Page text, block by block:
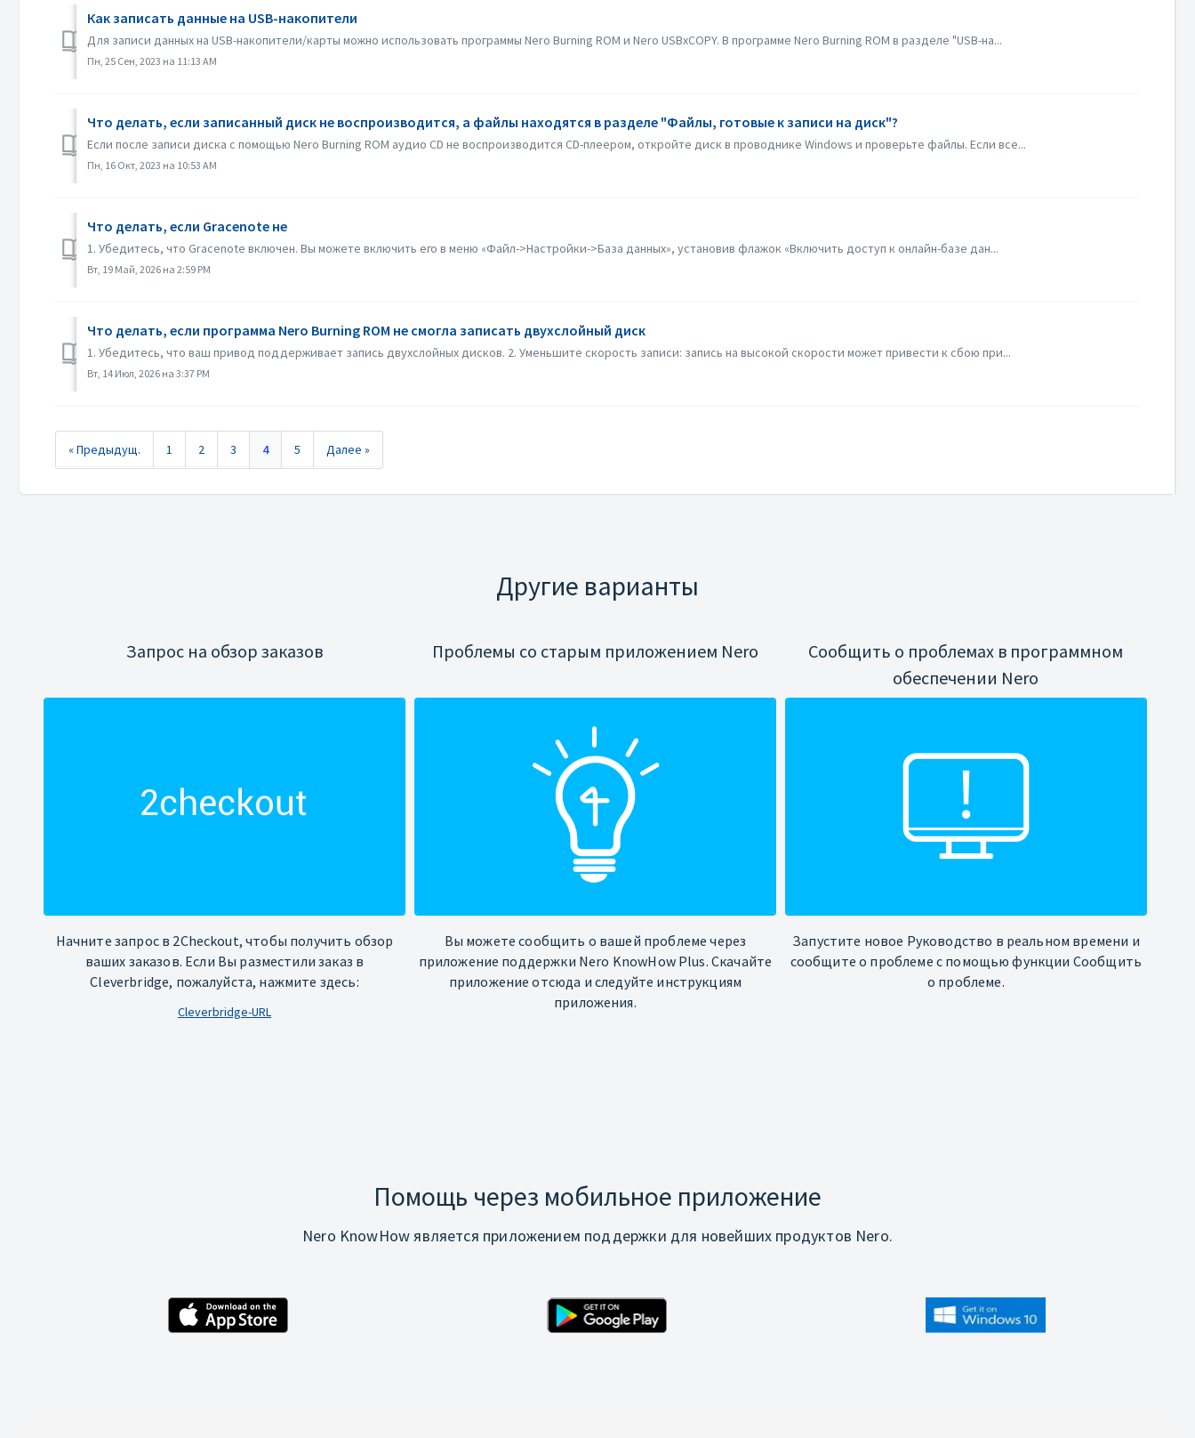
Как записать данные на USB-накопители
Для записи данных на USB-накопители/карты можно использовать программы Nero Burning ROM и Nero USBxCOPY. В программе Nero Burning ROM в разделе "USB-на...
Пн, 25 Сен, 2023 на 11:13 AM
Что делать, если записанный диск не воспроизводится, а файлы находятся в разделе "Файлы, готовые к записи на диск"?
Если после записи диска с помощью Nero Burning ROM аудио CD не воспроизводится CD-плеером, откройте диск в проводнике Windows и проверьте файлы. Если все...
Пн, 16 Окт, 2023 на 10:53 AM
Что делать, если Gracenote не
1. Убедитесь, что Gracenote включен. Вы можете включить его в меню «Файл->Настройки->База данных», установив флажок «Включить доступ к онлайн-базе дан...
Вт, 19 Май, 2026 на 2:59 PM
Что делать, если программа Nero Burning ROM не смогла записать двухслойный диск
1. Убедитесь, что ваш привод поддерживает запись двухслойных дисков. 2. Уменьшите скорость записи: запись на высокой скорости может привести к сбою при...
Вт, 14 Июл, 2026 на 3:37 PM
« Предыдущ. 1 2 3 4 5 Далее »
Другие варианты
Запрос на обзор заказов
Начните запрос в 2Checkout, чтобы получить обзор
ваших заказов. Если Вы разместили заказ в
Cleverbridge, пожалуйста, нажмите здесь:
Cleverbridge-URL
Проблемы со старым приложением Nero
Вы можете сообщить о вашей проблеме через
приложение поддержки Nero KnowHow Plus. Скачайте
приложение отсюда и следуйте инструкциям
приложения.
Сообщить о проблемах в программном
обеспечении Nero
Запустите новое Руководство в реальном времени и
сообщите о проблеме с помощью функции Сообщить
о проблеме.
Помощь через мобильное приложение
Nero KnowHow является приложением поддержки для новейших продуктов Nero.